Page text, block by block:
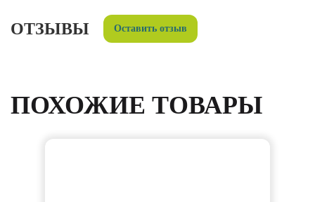
ОТЗЫВЫ Оставить отзыв
ПОХОЖИЕ ТОВАРЫ